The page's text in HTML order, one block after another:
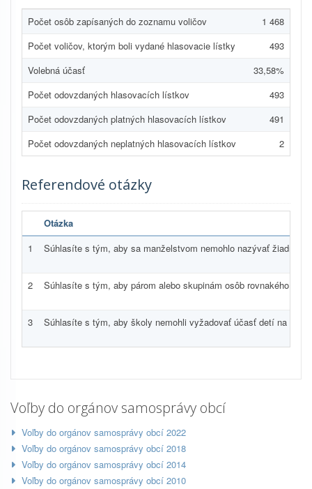
Počet osôb zapísaných do zoznamu voličov
1 468
Počet voličov, ktorým boli vydané hlasovacie lístky
493
Volebná účasť
33,58%
Počet odovzdaných hlasovacích lístkov
493
Počet odovzdaných platných hlasovacích lístkov
491
Počet odovzdaných neplatných hlasovacích lístkov
2
Referendové otázky
Otázka
1
Súhlasíte s tým, aby sa manželstvom nemohlo nazývať žiadne
2 Súhlasíte s tým, aby párom alebo skupinám osôb rovnakého
3 Súhlasíte s tým, aby školy nemohli vyžadovať účasť detí na
Voľby do orgánov samosprávy obcí
Voľby do orgánov samosprávy obcí 2022
Voľby do orgánov samosprávy obcí 2018
Voľby do orgánov samosprávy obcí 2014
Voľby do orgánov samosprávy obcí 2010